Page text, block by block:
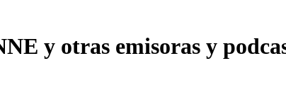
y otras emisoras y